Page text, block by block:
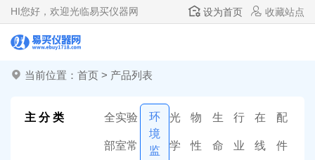
HI您好，欢迎光临易买仪器网 设为首页 收藏站点
当前位置： 首页 > 产品列表
主 分 类 全
部
实验
室常
环
境
监
光
学
物
性
生
命
行
业
在
线
配
件